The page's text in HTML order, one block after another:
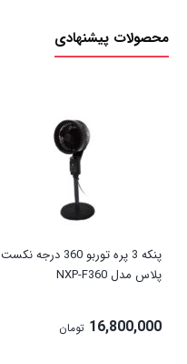
محصولات پیشنهادی
پنکه 3 پره توربو 360 درجه نکست
پلاس مدل NXP-F360
16,800,000 تومان